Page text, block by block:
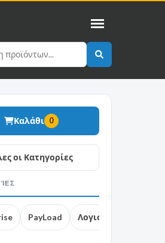
Καλάθι 0
PayLoad Λογισμικό 3Δ